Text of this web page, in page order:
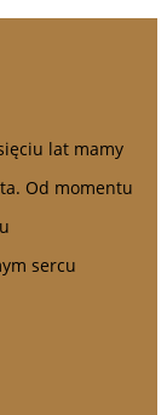
lat mamy
Od momentu
sercu